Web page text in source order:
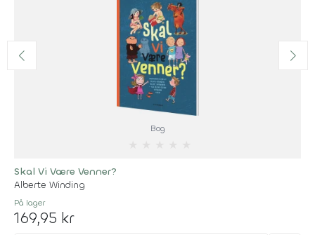
Bog
Skal Vi Være Venner?
Alberte Winding
På lager
169,95 kr